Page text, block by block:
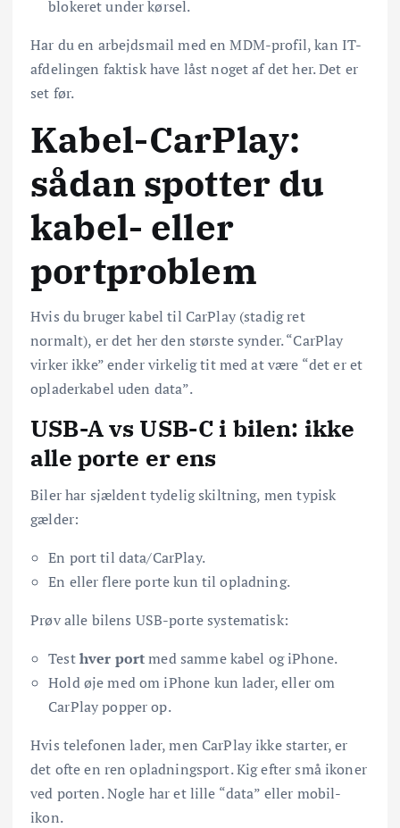
blokeret under kørsel.
Har du en arbejdsmail med en MDM-profil, kan IT-
afdelingen faktisk have låst noget af det her. Det er
set før.
Kabel-CarPlay:
sådan spotter du
kabel- eller
portproblem
Hvis du bruger kabel til CarPlay (stadig ret
normalt), er det her den største synder. “CarPlay
virker ikke” ender virkelig tit med at være “det er et
opladerkabel uden data”.
USB-A vs USB-C i bilen: ikke
alle porte er ens
Biler har sjældent tydelig skiltning, men typisk
gælder:
En port til data/CarPlay.
En eller flere porte kun til opladning.
Prøv alle bilens USB-porte systematisk:
Testhver portmed samme kabel og iPhone.
Hold øje med om iPhone kun lader, eller om
CarPlay popper op.
Hvis telefonen lader, men CarPlay ikke starter, er
det ofte en ren opladningsport. Kig efter små ikoner
ved porten. Nogle har et lille “data” eller mobil-
ikon.